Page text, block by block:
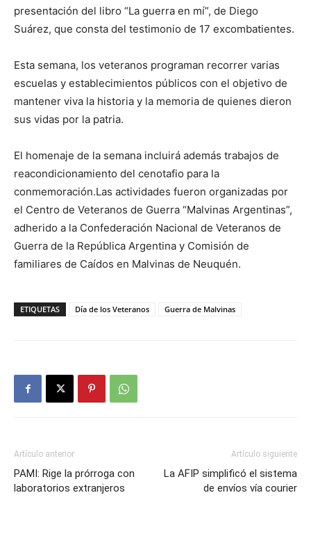
presentación del libro “La guerra en mí”, de Diego
Suárez, que consta del testimonio de 17 excombatientes.
Esta semana, los veteranos programan recorrer varias
escuelas y establecimientos públicos con el objetivo de
mantener viva la historia y la memoria de quienes dieron
sus vidas por la patria.
El homenaje de la semana incluirá además trabajos de
reacondicionamiento del cenotafio para la
conmemoración.Las actividades fueron organizadas por
el Centro de Veteranos de Guerra “Malvinas Argentinas”,
adherido a la Confederación Nacional de Veteranos de
Guerra de la República Argentina y Comisión de
familiares de Caídos en Malvinas de Neuquén.
ETIQUETAS Día de los Veteranos Guerra de Malvinas
Artículo anterior
PAMI: Rige la prórroga con
laboratorios extranjeros
Artículo siguiente
La AFIP simplificó el sistema
de envíos vía courier